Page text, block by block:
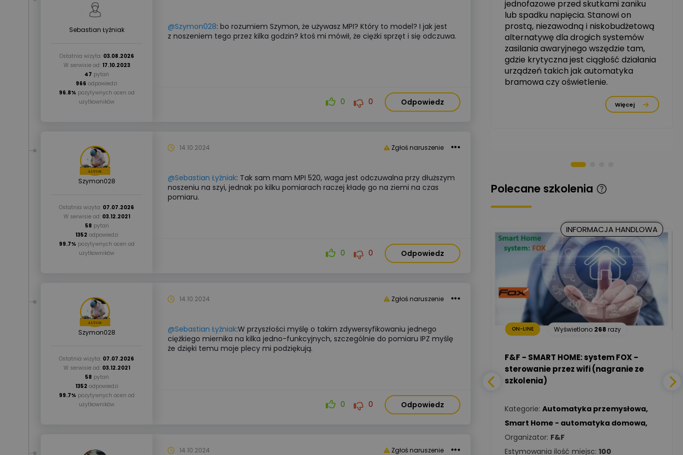
Sebastian Łyźniak
Ostatnia wizyta: 03.08.2026
W serwisie od: 17.10.2023
47 pytań
966 odpowiedzi
96.8% pozytywnych ocen od
użytkowników
@Szymon028: bo rozumiem Szymon, że używasz MPI? Który to model? I jak jest
z noszeniem tego przez kilka godzin? ktoś mi mówił, że ciężki sprzęt i się odczuwa.
0 0 Odpowiedz
Szymon028
Ostatnia wizyta: 07.07.2026
W serwisie od: 03.12.2021
58 pytań
1352 odpowiedzi
99.7% pozytywnych ocen od
użytkowników
Zgłoś naruszenie
14.10.2024
@Sebastian Łyźniak: Tak sam mam MPI 520, waga jest odczuwalna przy dłuższym
noszeniu na szyi, jednak po kilku pomiarach raczej kładę go na ziemi na czas
pomiaru.
0 0 Odpowiedz
Szymon028
Ostatnia wizyta: 07.07.2026
W serwisie od: 03.12.2021
58 pytań
1352 odpowiedzi
99.7% pozytywnych ocen od
użytkowników
Zgłoś naruszenie
14.10.2024
@Sebastian Łyźniak:W przyszłości myślę o takim zdywersyfikowaniu jednego
ciężkiego miernika na kilka jedno-funkcyjnych, szczególnie do pomiaru IPZ myślę
że dzięki temu moje plecy mi podziękują.
0 0 Odpowiedz
Zgłoś naruszenie
14.10.2024
Michał Szulborski
Ekspert ETI - Dr inż. w
dziedzinie Aparatów
Elektrycznych / Senior
R&D Scientist / Product
Manager
Zadaj pytanie
Tomasz Dźwigała
Ekspert Menadżer
Piotr Muskała
Ekspert Prawnik
Marcin Nowicki
Ekspert mgr. inż. elektryk,
TIM SA
Zadaj pytanie
Renata
Januszewska
Ekspert Inżynieria
bezpieczeństwa
Zadaj pytanie
Daniel Michalik
Tomasz Kowalski Zadaj pytanie
się koniecznością ekonomiczną.
parametry akumulatorów,
porównujemy systemy
o bezawaryjnej pracy instalacji przez
długie lata.
jednofazowe przed skutkami zaniku
lub spadku napięcia. Stanowi on
prostą, niezawodną i niskobudżetową
alternatywę dla drogich systemów
zasilania awaryjnego wszędzie tam,
gdzie krytyczna jest ciągłość działania
urządzeń takich jak automatyka
bramowa czy oświetlenie.
Więcej
Polecane szkolenia
ZCM-42Programator czasowy
Organizator: Zamel Sp. z o. o.
INFORMACJA HANDLOWA
ON-LINE Wyświetlono 268 razy
F&F - SMART HOME: system FOX -
sterowanie przez wifi (nagranie ze
szkolenia)
Kategorie: Automatyka przemysłowa,
Smart Home - automatyka domowa,
Organizator: F&F
Estymowania ilość miejsc: 100